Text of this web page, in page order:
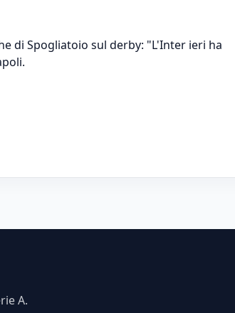
di Spogliatoio sul derby: "L'Inter ieri ha
A.